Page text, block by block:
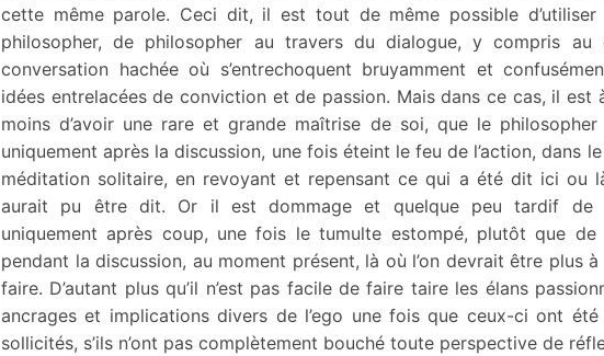
cette même parole. Ceci dit, il est tout de même possible d’utiliser
philosopher, de philosopher au travers du dialogue, y compris au
conversation hachée où s’entrechoquent bruyamment et
idées entrelacées de conviction et de passion. Mais dans ce cas, il est
moins d’avoir une rare et grande maîtrise de soi, que le philosopher
uniquement après la discussion, une fois éteint le feu de l’action, dans
méditation solitaire, en revoyant et repensant ce qui a été dit ici ou
aurait pu être dit. Or il est dommage et quelque peu tardif de
uniquement après coup, une fois le tumulte estompé, plutôt que de
pendant la discussion, au moment présent, là où l’on devrait être plus
faire. D’autant plus qu’il n’est pas facile de faire taire les élans
ancrages et implications divers de l’ego une fois que ceux-ci ont été
sollicités, s’ils n’ont pas complètement bouché toute perspective de